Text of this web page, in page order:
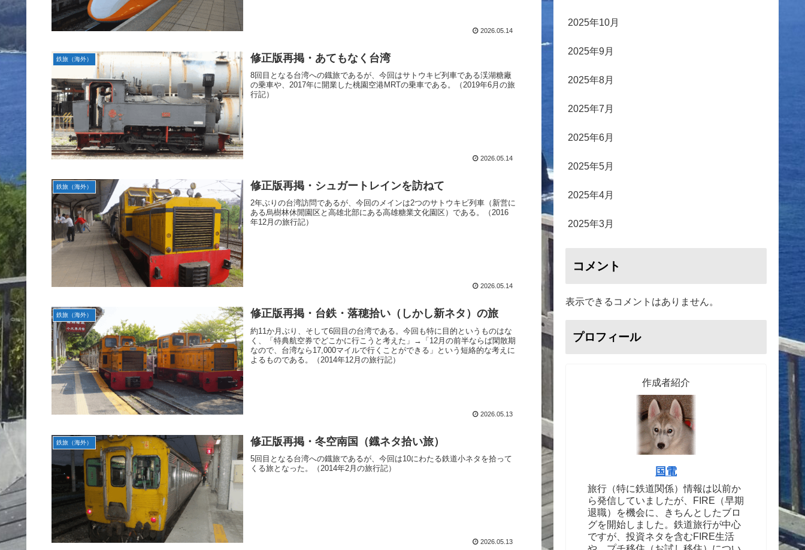
2026.05.14
鉄旅（海外） 修正版再掲・あてもなく台湾
8回目となる台湾への鐡旅であるが、今回はサトウキビ列車である渓湖糖廠
の乗車や、2017年に開業した桃園空港MRTの乗車である。（2019年6月の旅
行記）
2026.05.14
鉄旅（海外） 修正版再掲・シュガートレインを訪ねて
2年ぶりの台湾訪問であるが、今回のメインは2つのサトウキビ列車（新営に
ある烏樹林休閒園区と高雄北部にある高雄糖業文化園区）である。（2016
年12月の旅行記）
2026.05.14
鉄旅（海外） 修正版再掲・台鉄・落穂拾い（しかし新ネタ）の旅
約11か月ぶり、そして6回目の台湾である。今回も特に目的というものはな
く、「特典航空券でどこかに行こうと考えた」→「12月の前半ならば閑散期
なので、台湾なら17,000マイルで行くことができる」という短絡的な考えに
よるものである。（2014年12月の旅行記）
2026.05.13
鉄旅（海外） 修正版再掲・冬空南国（鐡ネタ拾い旅）
5回目となる台湾への鐡旅であるが、今回は10にわたる鉄道小ネタを拾って
くる旅となった。（2014年2月の旅行記）
2026.05.13
2025年10月
2025年9月
2025年8月
2025年7月
2025年6月
2025年5月
2025年4月
2025年3月
コメント
表示できるコメントはありません。
プロフィール
作成者紹介
国電
旅行（特に鉄道関係）情報は以前か
ら発信していましたが、FIRE（早期
退職）を機会に、きちんとしたブロ
グを開始しました。鉄道旅行が中心
ですが、投資ネタを含むFIRE生活